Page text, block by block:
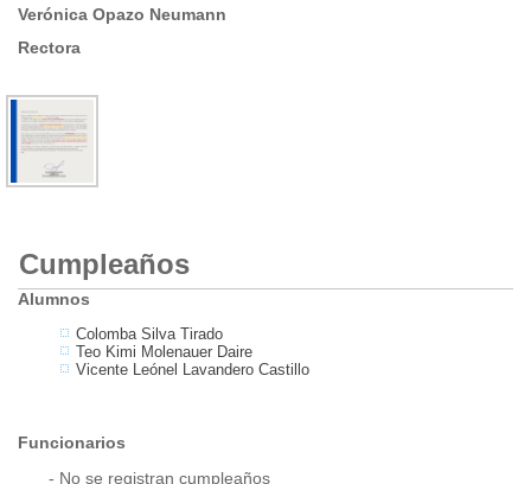
Verónica Opazo Neumann
Rectora
Cumpleaños
Alumnos
Colomba Silva Tirado
Teo Kimi Molenauer Daire
Vicente Leónel Lavandero Castillo
Funcionarios
- No se registran cumpleaños